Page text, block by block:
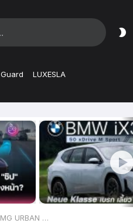
LUXESLA
คุ้มที่สุดในงบนี้ สรุปจากประสบการณ์ขับจริง!